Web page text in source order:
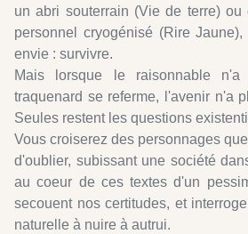
un abri souterrain (Vie de terre)
personnel cryogénisé (Rire
envie : survivre.
Mais lorsque le raisonnable
traquenard se referme, l'avenir n'a
Seules restent les questions
Vous croiserez des personnages
d'oublier, subissant une société
au coeur de ces textes d'un
secouent nos certitudes, et
naturelle à nuire à autrui.